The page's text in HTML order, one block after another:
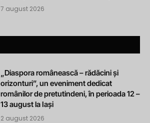
7 august 2026
„Diaspora românească – rădăcini și
orizonturi”, un eveniment dedicat
românilor de pretutindeni, în perioada 12 –
13 august la Iași
2 august 2026